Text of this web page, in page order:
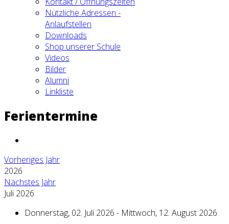
Nützliche Adressen -
Anlaufstellen
Downloads
Shop unserer Schule
Videos
Bilder
Alumni
Linkliste
Ferientermine
Vorheriges Jahr
2026
Nächstes Jahr
Juli 2026
Donnerstag, 02. Juli 2026 - Mittwoch, 12. August 2026